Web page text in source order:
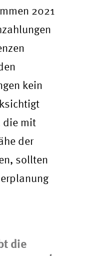
2021
kein
die mit
der
sollten
die